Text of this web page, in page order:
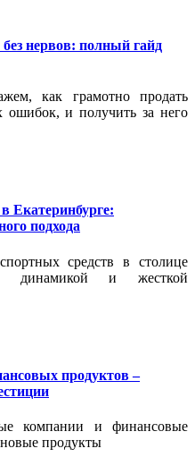
нервов: полный гайд
как грамотно продать
ошибок, и получить за него
Екатеринбурге:
подхода
средств в столице
динамикой и жесткой
продуктов –
компании и финансовые
продукты